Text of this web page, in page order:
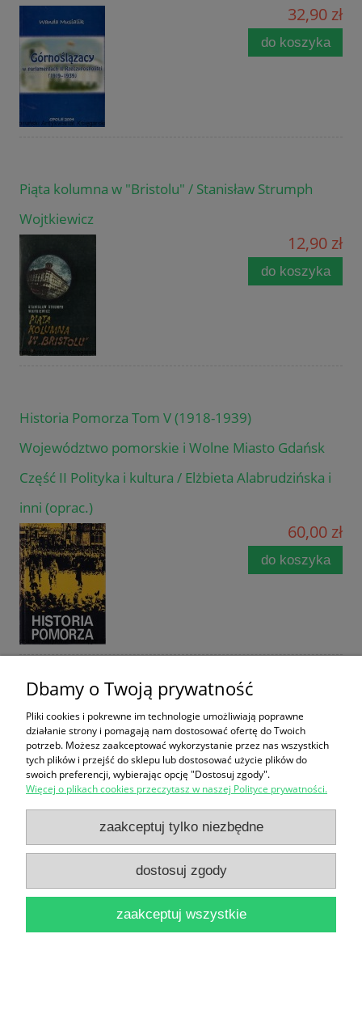
32,90 zł
do koszyka
Piąta kolumna w "Bristolu" / Stanisław Strumph
Wojtkiewicz
12,90 zł
do koszyka
Historia Pomorza Tom V (1918-1939)
Województwo pomorskie i Wolne Miasto Gdańsk
Część II Polityka i kultura / Elżbieta Alabrudzińska i
inni (oprac.)
60,00 zł
do koszyka
XIX i na początku XX wieku / Agnieszka Zielińska
50,00 zł
do koszyka
Pierwsze lata Drugiej Rzeczypospolitej / Andrzej
Dbamy o Twoją prywatność
Pliki cookies i pokrewne im technologie umożliwiają poprawne
działanie strony i pomagają nam dostosować ofertę do Twoich
potrzeb. Możesz zaakceptować wykorzystanie przez nas wszystkich
tych plików i przejść do sklepu lub dostosować użycie plików do
swoich preferencji, wybierając opcję "Dostosuj zgody".
Więcej o plikach cookies przeczytasz w naszej Polityce prywatności.
zaakceptuj tylko niezbędne
dostosuj zgody
zaakceptuj wszystkie